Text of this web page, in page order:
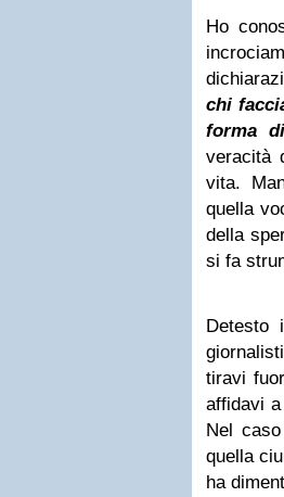
Ho
chi
forma
veracità
vita.
quella
della
si fa
Detesto
tiravi
affidavi
Nel
quella
ha